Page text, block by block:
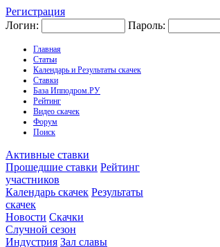
Регистрация
Логин:
Пароль:
Главная
Статьи
Календарь и Результаты скачек
Ставки
База Ипподром.РУ
Рейтинг
Видео скачек
Форум
Поиск
Активные ставки
Прошедшие ставки Рейтинг
участников
Календарь скачек Результаты
скачек
Новости Скачки
Случной сезон
Индустрия Зал славы